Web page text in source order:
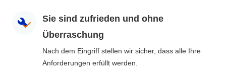
Sie sind zufrieden und ohne
Überraschung
Nach dem Eingriff stellen wir sicher, dass alle Ihre
Anforderungen erfüllt werden.